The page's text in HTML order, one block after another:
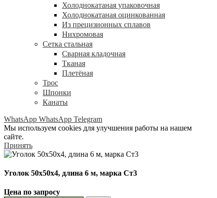
Холоднокатаная упаковочная
Холоднокатаная оцинкованная
Из прецизионных сплавов
Нихромовая
Сетка стальная
Сварная кладочная
Тканая
Плетёная
Трос
Шпонки
Канаты
WhatsApp WhatsApp Telegram
Мы используем cookies для улучшения работы на нашем
сайте.
Принять
Уголок 50х50х4, длина 6 м, марка Ст3
Цена по запросу